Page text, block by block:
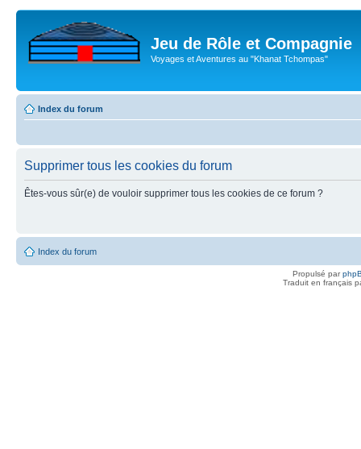
Jeu de Rôle et Compagnie
Voyages et Aventures au "Khanat Tchompas"
Index du forum
Supprimer tous les cookies du forum
Êtes-vous sûr(e) de vouloir supprimer tous les cookies de ce forum ?
Index du forum
Propulsé par
Traduit en français